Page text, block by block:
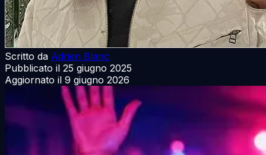
Scritto da Adrien Blanc
Pubblicato il 25 giugno 2025
Aggiornato il 9 giugno 2026